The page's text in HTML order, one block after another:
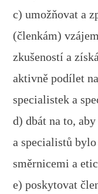
c) umožňovat a
(členkám)
zkušeností a
aktivně podílet
specialistek a
d) dbát na to,
a specialistů
směrnicemi a
e) poskytovat